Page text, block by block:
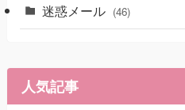
迷惑メール (46)
人気記事